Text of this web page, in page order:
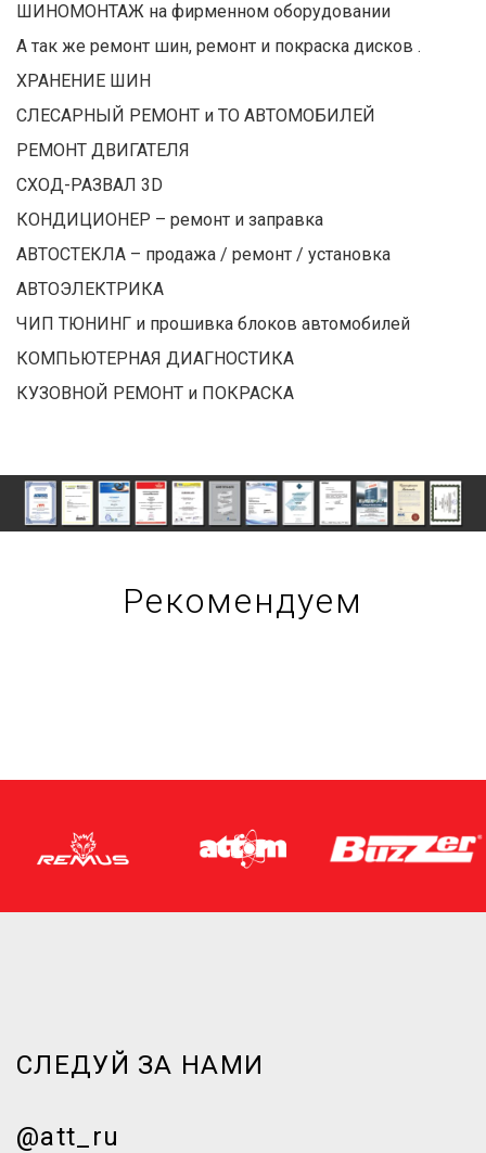
ШИНОМОНТАЖ на фирменном оборудовании
А так же ремонт шин, ремонт и покраска дисков .
ХРАНЕНИЕ ШИН
СЛЕСАРНЫЙ РЕМОНТ и ТО АВТОМОБИЛЕЙ
РЕМОНТ ДВИГАТЕЛЯ
СХОД-РАЗВАЛ 3D
КОНДИЦИОНЕР – ремонт и заправка
АВТОСТЕКЛА – продажа / ремонт / установка
АВТОЭЛЕКТРИКА
ЧИП ТЮНИНГ и прошивка блоков автомобилей
КОМПЬЮТЕРНАЯ ДИАГНОСТИКА
КУЗОВНОЙ РЕМОНТ и ПОКРАСКА
Рекомендуем
СЛЕДУЙ ЗА НАМИ
@att_ru